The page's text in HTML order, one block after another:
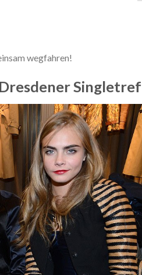
wegfahren!